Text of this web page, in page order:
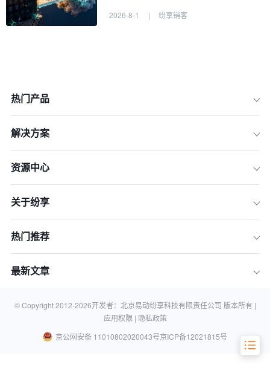
地越难？
破解之道
四、常见问题（FAQ）
2026-8-1 | 纷享销客
热门产品
解决方案
资源中心
关于纷享
热门推荐
最新文章
© Copyright 2012-2026开发者：北京易动纷享科技有限责任公司 版本所有 |
应用权限 | 隐私政策
京公网安备 11010802020043号京ICP备12021815号